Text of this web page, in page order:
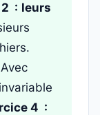
2 : leurs
4 :